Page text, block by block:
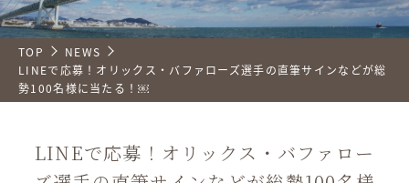
TOP
NEWS
LINEで応募！オリックス・バファローズ選手の直筆サインなどが総
勢100名様に当たる！￼
LINEで応募！オリックス・バファロー